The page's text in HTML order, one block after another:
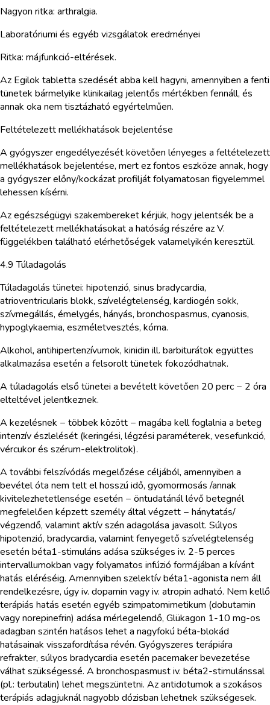
Nagyon ritka: arthralgia.
Laboratóriumi és egyéb vizsgálatok eredményei
Ritka: májfunkció-eltérések.
Az Egilok tabletta szedését abba kell hagyni, amennyiben a fenti
tünetek bármelyike klinikailag jelentős mértékben fennáll, és
annak oka nem tisztázható egyértelműen.
Feltételezett mellékhatások bejelentése
A gyógyszer engedélyezését követően lényeges a feltételezett
mellékhatások bejelentése, mert ez fontos eszköze annak, hogy
a gyógyszer előny/kockázat profilját folyamatosan figyelemmel
lehessen kísérni.
Az egészségügyi szakembereket kérjük, hogy jelentsék be a
feltételezett mellékhatásokat a hatóság részére az V.
függelékben található elérhetőségek valamelyikén keresztül.
4.9 Túladagolás
Túladagolás tünetei: hipotenzió, sinus bradycardia,
atrioventricularis blokk, szívelégtelenség, kardiogén sokk,
szívmegállás, émelygés, hányás, bronchospasmus, cyanosis,
hypoglykaemia, eszméletvesztés, kóma.
Alkohol, antihipertenzívumok, kinidin ill. barbiturátok együttes
alkalmazása esetén a felsorolt tünetek fokozódhatnak.
A túladagolás első tünetei a bevételt követően 20 perc − 2 óra
elteltével jelentkeznek.
A kezelésnek − többek között − magába kell foglalnia a beteg
intenzív észlelését (keringési, légzési paraméterek, vesefunkció,
vércukor és szérum-elektrolitok).
A további felszívódás megelőzése céljából, amennyiben a
bevétel óta nem telt el hosszú idő, gyomormosás /annak
kivitelezhetetlensége esetén − öntudatánál lévő betegnél
megfelelően képzett személy által végzett − hánytatás/
végzendő, valamint aktív szén adagolása javasolt. Súlyos
hipotenzió, bradycardia, valamint fenyegető szívelégtelenség
esetén béta1-stimuláns adása szükséges iv. 2-5 perces
intervallumokban vagy folyamatos infúzió formájában a kívánt
hatás eléréséig. Amennyiben szelektív béta1-agonista nem áll
rendelkezésre, úgy iv. dopamin vagy iv. atropin adható. Nem kellő
terápiás hatás esetén egyéb szimpatomimetikum (dobutamin
vagy norepinefrin) adása mérlegelendő, Glükagon 1-10 mg-os
adagban szintén hatásos lehet a nagyfokú béta-blokád
hatásainak visszafordítása révén. Gyógyszeres terápiára
refrakter, súlyos bradycardia esetén pacemaker bevezetése
válhat szükségessé. A bronchospasmust iv. béta2-stimulánssal
(pl.: terbutalin) lehet megszüntetni. Az antidotumok a szokásos
terápiás adagjuknál nagyobb dózisban lehetnek szükségesek.